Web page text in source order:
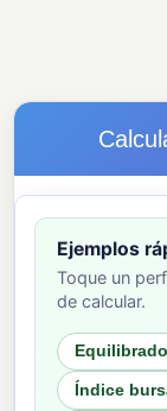
Ejemplos
Toque un
de calcular.
Índice